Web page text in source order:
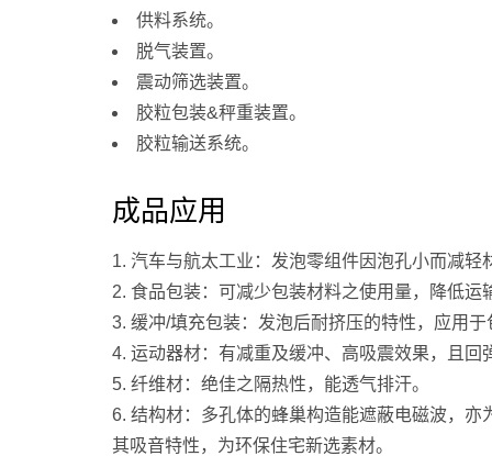
供料系统。
脱气装置。
震动筛选装置。
胶粒包装&秤重装置。
胶粒输送系统。
成品应用
1. 汽车与航太工业：发泡零组件因泡孔小而减
2. 食品包装：可减少包装材料之使用量，降低
3. 缓冲/填充包装：发泡后耐挤压的特性，应用
4. 运动器材：有减重及缓冲、高吸震效果，且回
5. 纤维材：绝佳之隔热性，能透气排汗。
6. 结构材：多孔体的蜂巢构造能遮蔽电磁波，
其吸音特性，为环保住宅新选素材。